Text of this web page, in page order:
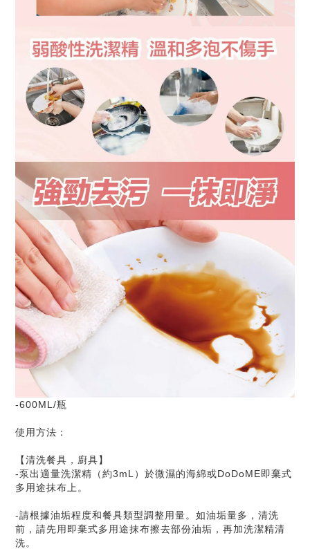
-600ML/瓶
使用方法：
【清洗餐具，廚具】
-泵出適量洗潔精（約3mL）於微濕的海綿或DoDoME即棄式
多用途抹布上。
-請根據油垢程度和餐具類型調整用量。如油垢量多，清洗
前，請先用即棄式多用途抹布擦去部份油垢，再加洗潔精清
洗。